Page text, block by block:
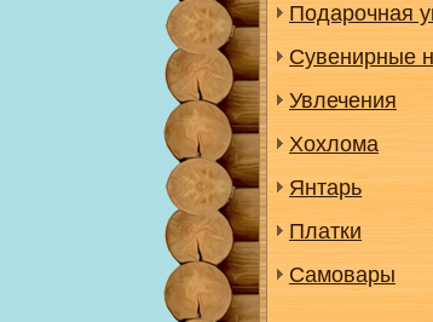
Подарочная
Сувенирные
Увлечения
Хохлома
Янтарь
Платки
Самовары